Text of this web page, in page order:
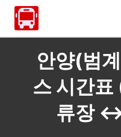
안양(범
스 시간
류장